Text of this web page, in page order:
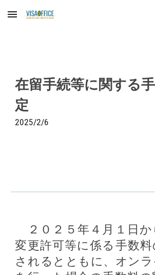
Skip to main content
在留手続等に関する
定
2025/2/6
２０２５年４月１日か
変更許可等に係る手数
されるとともに、オン